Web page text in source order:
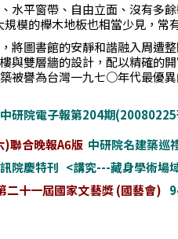
水平窗帶、自由立面、沒有
模的櫸木地板也相當少見，常
將圖書館的安靜和諧融入周遭
與雙層牆的設計，配以精確的
被譽為台灣一九七○年代最優
中研院電子報第204期
聯合晚報A6版 中研院名建築巡
院慶特刊 <講究---藏身學術場
二十一屆國家文藝獎(國藝會)